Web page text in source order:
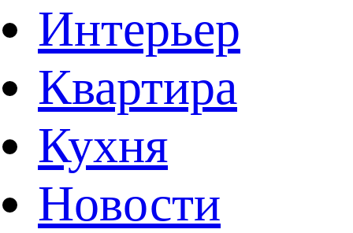
Интерьер
Квартира
Кухня
Новости